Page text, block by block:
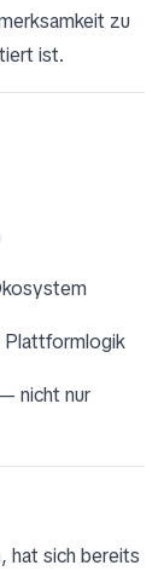
zu
ist.
Plattformlogik
nicht nur
hat sich bereits